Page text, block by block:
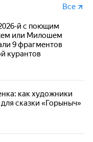
Все
й с поющим
или Милошем
9 фрагментов
курантов
как художники
сказки «Горыныч»